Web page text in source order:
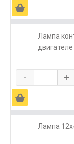
Ä
Лампа
- +
Ä
Лампа